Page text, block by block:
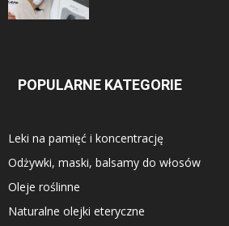
POPULARNE KATEGORIE
Leki na pamięć i koncentrację
Odżywki, maski, balsamy do włosów
Oleje roślinne
Naturalne olejki eteryczne